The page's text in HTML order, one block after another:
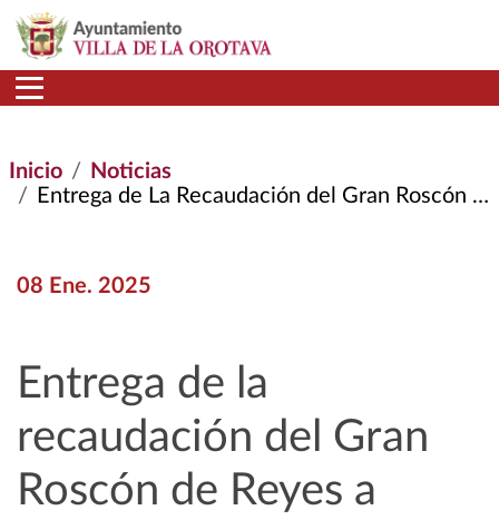
Pasar al contenido principal
Inicio
Noticias
Entrega de La Recaudación del Gran Roscón de Reyes A Cáritas y Cruz Roja
08 Ene. 2025
Entrega de la
recaudación del Gran
Roscón de Reyes a